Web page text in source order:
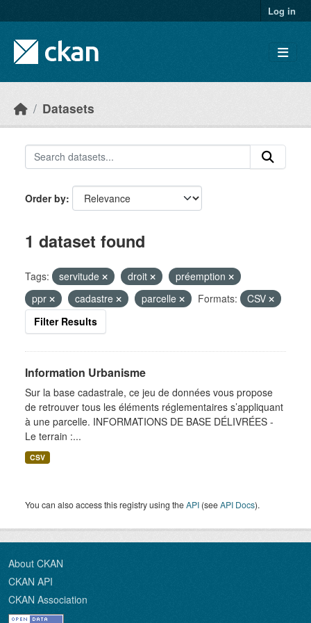
Log in
Datasets
Order by
1 dataset found
Tags: servitude droit
préemption
ppr
cadastre parcelle Formats:
CSV
Filter Results
Information Urbanisme
Sur la base cadastrale, ce jeu de données vous propose
de retrouver tous les éléments réglementaires s’appliquant
à une parcelle. INFORMATIONS DE BASE DÉLIVRÉES -
Le terrain :...
CSV
You can also access this registry using theAPI (seeAPI Docs).
About CKAN
CKAN API
CKAN Association